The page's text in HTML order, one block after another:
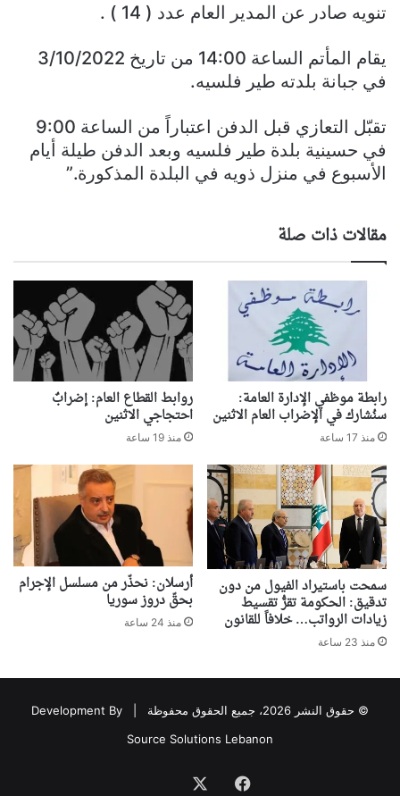
تنويه صادر عن المدير العام عدد ( 14 ) .‏
يقام المأتم الساعة 14:00 من تاريخ 3/10/2022
في جبانة بلدته طير فلسيه.
تقبّل التعازي قبل الدفن اعتباراً من الساعة 9:00
في حسينية بلدة طير فلسيه وبعد الدفن طيلة أيام
الأسبوع في منزل ذويه في البلدة المذكورة.”
مقالات ذات صلة
رابطة موظفي الإدارة العامة:
سنُشارك في الإضراب العام الاثنين
منذ 17 ساعة
روابط القطاع العام: إضرابٌ
احتجاجي الاثنين
منذ 19 ساعة
سمحت باستيراد الفيول من دون
تدقيق: الحكومة تقرُّ تقسيط
زيادات الرواتب… خلافاً للقانون
منذ 23 ساعة
أرسلان: نحذّر من مسلسل الإجرام
بحقّ دروز سوريا
منذ 24 ساعة
© حقوق النشر 2026، جميع الحقوق محفوظة |
Development By
Source Solutions Lebanon
فيسبوك